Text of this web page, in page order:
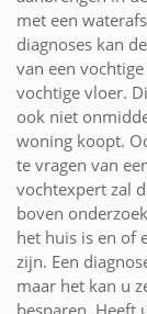
met een
diagnoses kan
van een
vochtige vloer.
ook niet
woning koopt.
te vragen van
vochtexpert zal
boven
het huis is en of
zijn. Een
maar het kan u
besparen. Heeft